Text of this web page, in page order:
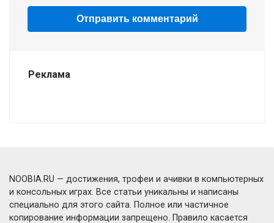
Реклама
NOOBIA.RU — достижения, трофеи и ачивки в компьютерных
и консольных играх. Все статьи уникальны и написаны
специально для этого сайта. Полное или частичное
копирование информации запрещено. Правило касается